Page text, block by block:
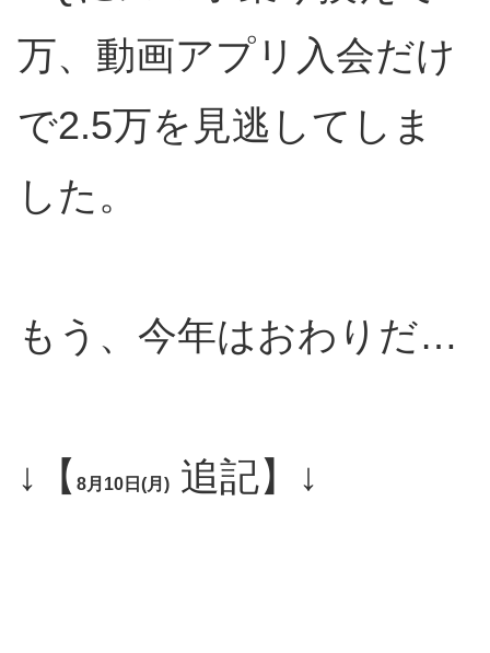
万、動画アプリ入会だけ
で2.5万を見逃してしま
した。
もう、今年はおわりだ…
↓【 8月10日(月) 追記】↓